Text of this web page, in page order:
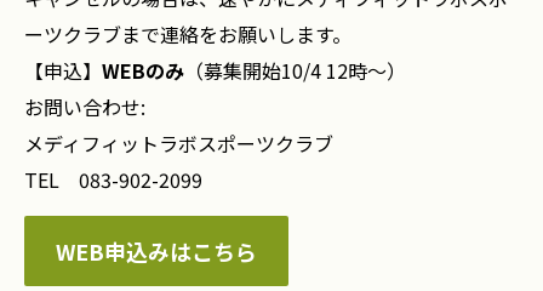
ーツクラブまで連絡をお願いします。
【申込】 WEBのみ （募集開始10/4 12時～）
お問い合わせ:
メディフィットラボスポーツクラブ
TEL 083-902-2099
WEB申込みはこちら